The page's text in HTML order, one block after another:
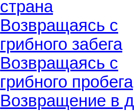
страна
Возвращаясь с
грибного забега
Возвращаясь с
грибного пробега
Возвращение в